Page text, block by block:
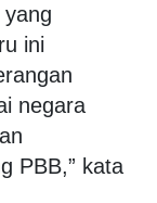
ini
negara
PBB,” kata